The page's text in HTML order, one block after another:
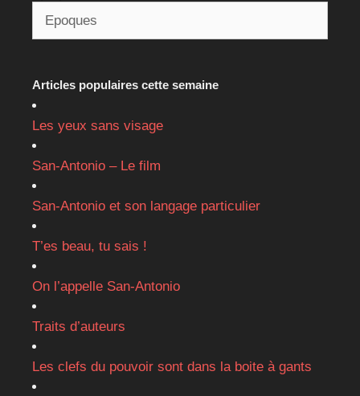
Articles populaires cette semaine
Les yeux sans visage
San-Antonio – Le film
San-Antonio et son langage particulier
T’es beau, tu sais !
On l’appelle San-Antonio
Traits d’auteurs
Les clefs du pouvoir sont dans la boite à gants